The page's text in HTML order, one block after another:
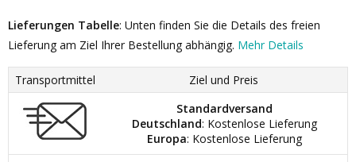
Lieferungen Tabelle: Unten finden Sie die Details des freien
Lieferung am Ziel Ihrer Bestellung abhängig. Mehr Details
Transportmittel
Ziel und Preis
Standardversand
Deutschland: Kostenlose Lieferung
Europa: Kostenlose Lieferung